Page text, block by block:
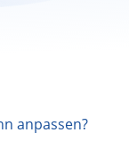
anpassen?